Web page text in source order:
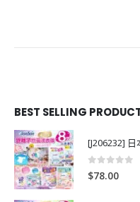
BEST SELLING
0out of
$78.00